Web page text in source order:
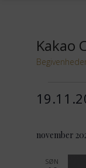
Kakao
dato.
november
SØN